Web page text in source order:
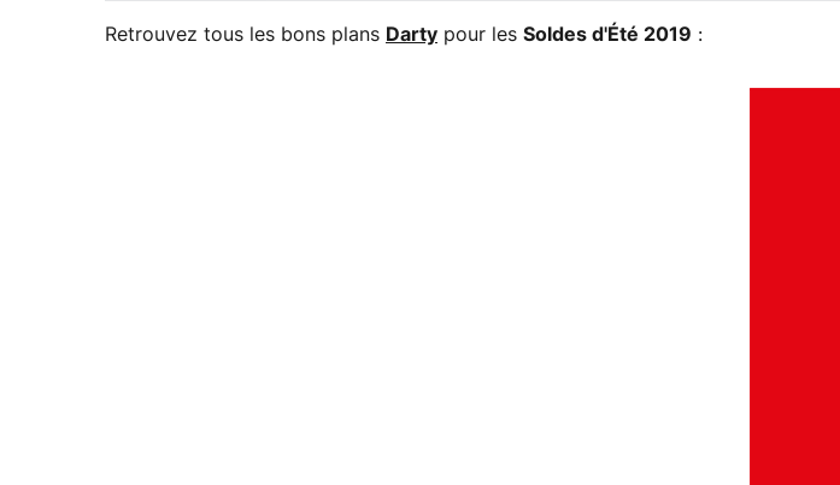
Retrouvez tous les bons plans Darty pour les Soldes d'Été 2019 :